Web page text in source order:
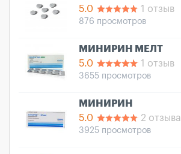
5.0
1 отзыв
876 просмотров
МИНИРИН МЕЛТ
5.0
1 отзыв
3655 просмотров
МИНИРИН
5.0
2 отзыва
3925 просмотров